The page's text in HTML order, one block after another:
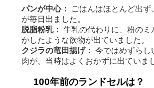
パンが中心：
ごはんはほとんど出ず
が毎日出ました。
脱脂粉乳： 牛乳の代わりに、粉のミ
かしたような飲物が出ていました。
クジラの竜田揚げ： 今ではめずらし
肉が、当時はよくおかずに出ていま
100年前のランドセルは？